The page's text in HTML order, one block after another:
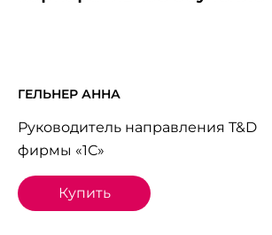
ГЕЛЬНЕР АННА
Руководитель направления T&D
фирмы «1С»
Купить